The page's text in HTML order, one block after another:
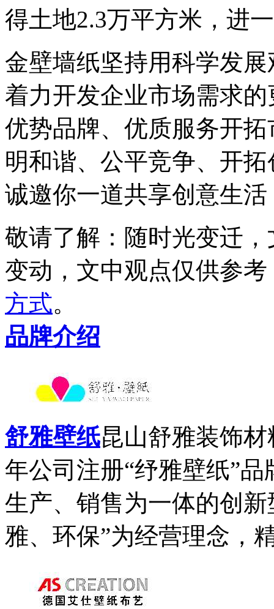
得土地2.3万平方米，进
金壁墙纸坚持用科学发
着力开发企业市场需求
优势品牌、优质服务开
明和谐、公平竞争、开
诚邀你一道共享创意生活
敬请了解 ：随时光变迁
变动，文中观点仅供参考
方式。
品牌介绍
舒雅壁纸昆山舒雅装饰
年公司注册“纾雅壁纸”
生产、销售为一体的创
雅、环保”为经营理念，